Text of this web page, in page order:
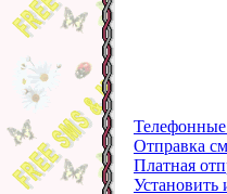
Отправка
Платная
Установить